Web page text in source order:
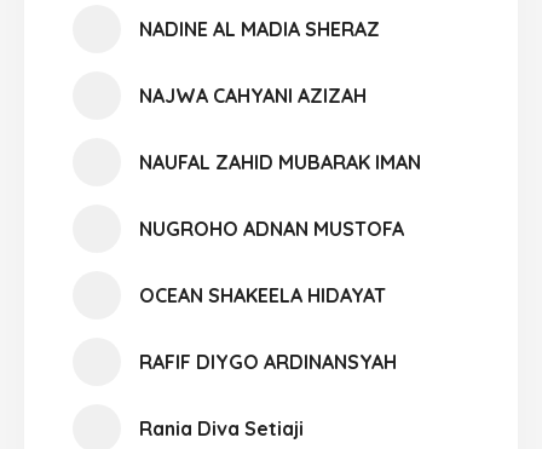
NADINE AL MADIA SHERAZ
NAJWA CAHYANI AZIZAH
NAUFAL ZAHID MUBARAK IMAN
NUGROHO ADNAN MUSTOFA
OCEAN SHAKEELA HIDAYAT
RAFIF DIYGO ARDINANSYAH
Rania Diva Setiaji